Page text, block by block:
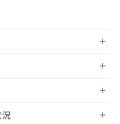
段のことがない限
より割愛しておりま